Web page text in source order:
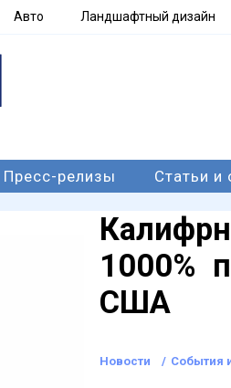
Авто Ландшафтный дизайн
Пресс-релизы Статьи и
1000%
США
Новости / События